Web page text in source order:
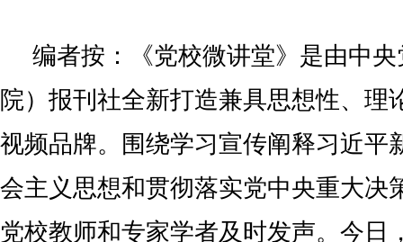
编者按：《党校微讲堂》是由中
院）报刊社全新打造兼具思想性、理
视频品牌。围绕学习宣传阐释习近平
会主义思想和贯彻落实党中央重大决
党校教师和专家学者及时发声。今日